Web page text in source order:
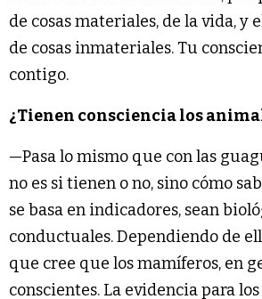
de cosas materiales, de la vida, y
de cosas inmateriales. Tu
contigo.
¿Tienen consciencia los
—Pasa lo mismo que con las
no es si tienen o no, sino cómo
se basa en indicadores, sean
conductuales. Dependiendo de
que cree que los mamíferos, en
conscientes. La evidencia para